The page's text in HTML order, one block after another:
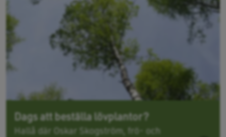
Dags att beställa lövplantor?
Hallå där Oskar Skogström, frö- och